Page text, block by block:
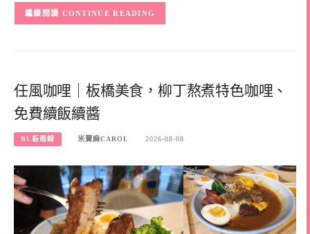
CONTINUE READING
任風咖哩｜板橋美食，柳丁熬煮特色咖哩、
免費續飯續醬
BL板南線 米寶麻CAROL 2026-08-08